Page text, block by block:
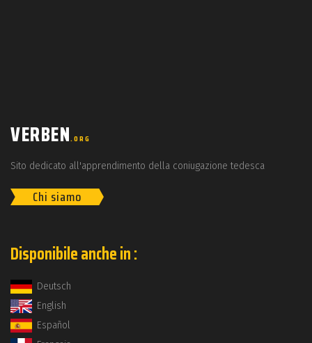
VERBEN.ORG
Sito dedicato all'apprendimento della coniugazione tedesca
Chi siamo
Disponibile anche in :
Deutsch
English
Español